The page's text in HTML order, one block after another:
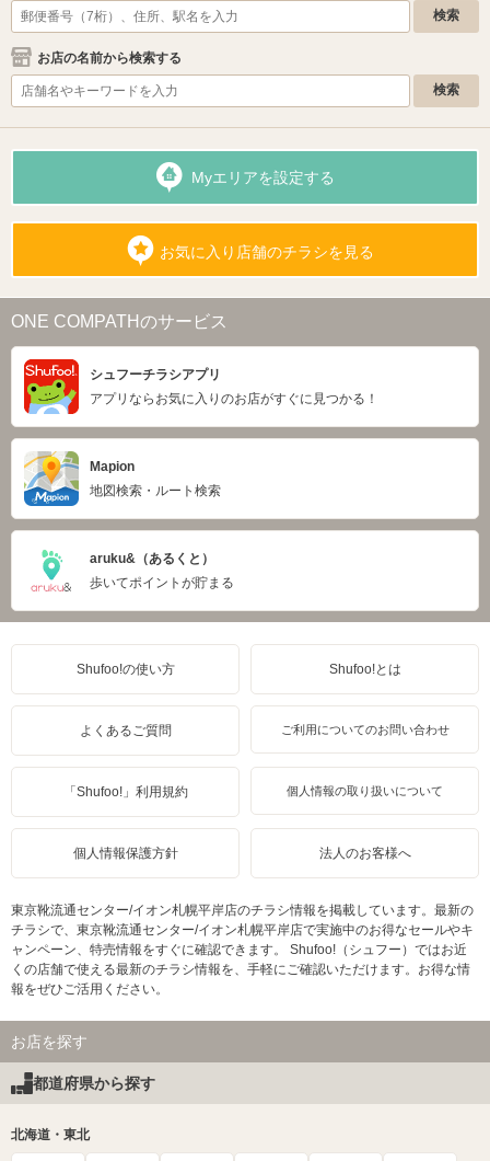
お店の名前から検索する
Myエリアを設定する
お気に入り店舗のチラシを見る
ONE COMPATHのサービス
シュフーチラシアプリ
アプリならお気に入りのお店がすぐに見つかる！
Mapion
地図検索・ルート検索
aruku&（あるくと）
歩いてポイントが貯まる
Shufoo!の使い方 Shufoo!とは
よくあるご質問 ご利用についてのお問い合わせ
「Shufoo!」利用規約 個人情報の取り扱いについて
個人情報保護方針 法人のお客様へ
東京靴流通センター/イオン札幌平岸店のチラシ情報を掲載しています。最新の
チラシで、東京靴流通センター/イオン札幌平岸店で実施中のお得なセールやキ
ャンペーン、特売情報をすぐに確認できます。 Shufoo!（シュフー）ではお近
くの店舗で使える最新のチラシ情報を、手軽にご確認いただけます。お得な情
報をぜひご活用ください。
お店を探す
都道府県から探す
北海道・東北